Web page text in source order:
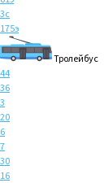
3с
175э
Тролейбус
44
36
3
20
6
7
30
16